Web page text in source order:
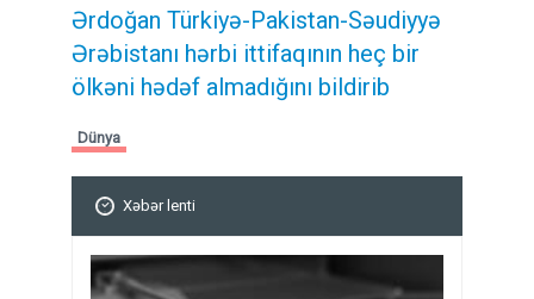
Ərdoğan Türkiyə-Pakistan-Səudiyyə
Ərəbistanı hərbi ittifaqının heç bir
ölkəni hədəf almadığını bildirib
Dünya
Xəbər lenti